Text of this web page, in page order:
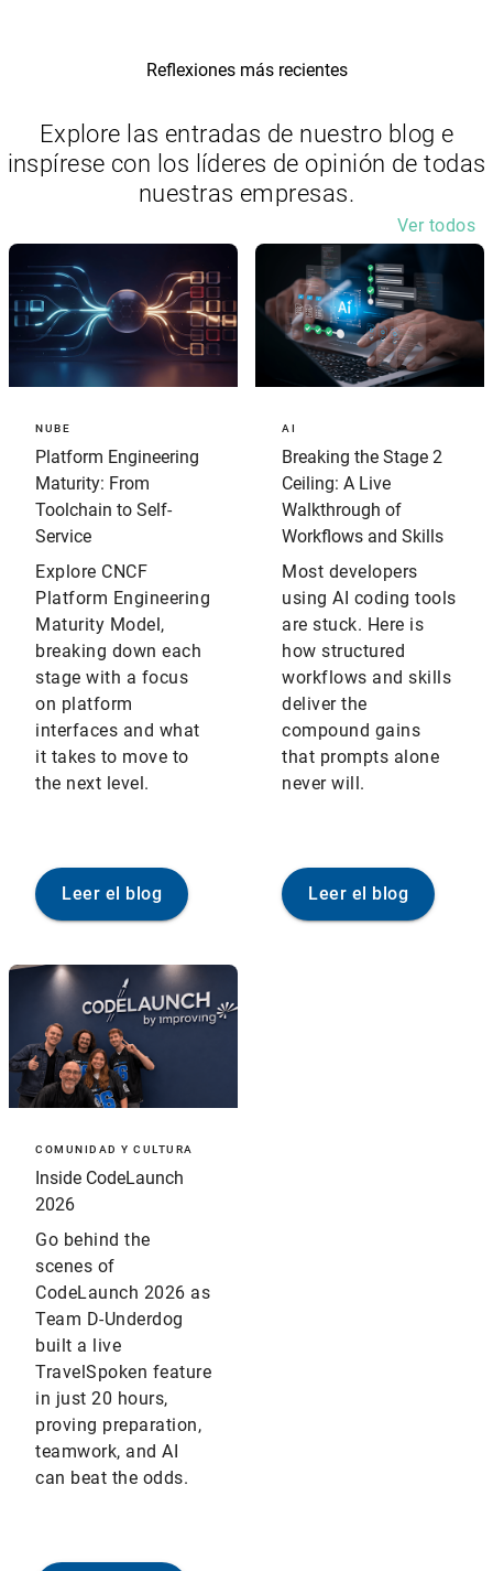
Reflexiones más recientes
Explore las entradas de nuestro blog e
inspírese con los líderes de opinión de todas
nuestras empresas.
Ver todos
NUBE
Platform Engineering
Maturity: From
Toolchain to Self-
Service
Explore CNCF
Platform Engineering
Maturity Model,
breaking down each
stage with a focus
on platform
interfaces and what
it takes to move to
the next level.
Leer el blog
AI
Breaking the Stage 2
Ceiling: A Live
Walkthrough of
Workflows and Skills
Most developers
using AI coding tools
are stuck. Here is
how structured
workflows and skills
deliver the
compound gains
that prompts alone
never will.
Leer el blog
COMUNIDAD Y CULTURA
Inside CodeLaunch
2026
Go behind the
scenes of
CodeLaunch 2026 as
Team D-Underdog
built a live
TravelSpoken feature
in just 20 hours,
proving preparation,
teamwork, and AI
can beat the odds.